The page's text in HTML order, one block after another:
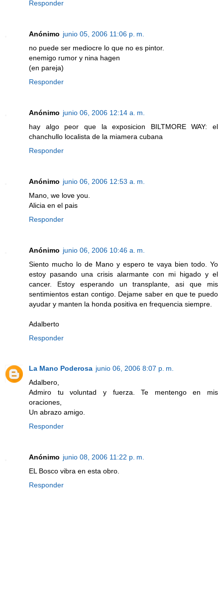
Responder
Anónimo junio 05, 2006 11:06 p. m.
no puede ser mediocre lo que no es pintor.
enemigo rumor y nina hagen
(en pareja)
Responder
Anónimo junio 06, 2006 12:14 a. m.
hay algo peor que la exposicion BILTMORE WAY: el
chanchullo localista de la miamera cubana
Responder
Anónimo junio 06, 2006 12:53 a. m.
Mano, we love you.
Alicia en el pais
Responder
Anónimo junio 06, 2006 10:46 a. m.
Siento mucho lo de Mano y espero te vaya bien todo. Yo
estoy pasando una crisis alarmante con mi higado y el
cancer. Estoy esperando un transplante, asi que mis
sentimientos estan contigo. Dejame saber en que te puedo
ayudar y manten la honda positiva en frequencia siempre.
Adalberto
Responder
La Mano Poderosa junio 06, 2006 8:07 p. m.
Adalbero,
Admiro tu voluntad y fuerza. Te mentengo en mis
oraciones,
Un abrazo amigo.
Responder
Anónimo junio 08, 2006 11:22 p. m.
EL Bosco vibra en esta obro.
Responder